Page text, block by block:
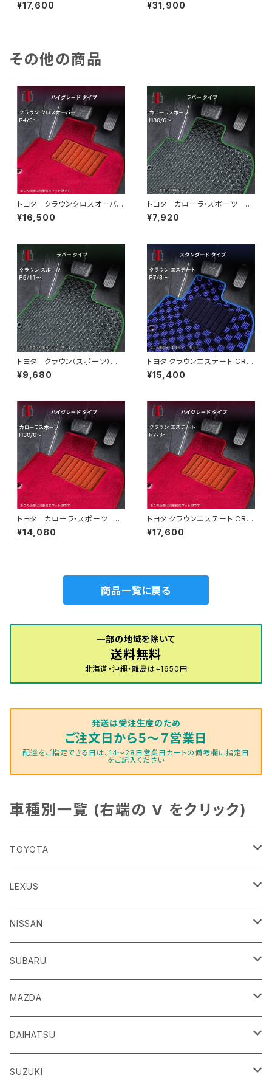
マット スペシャルタイプ
¥17,600
マット 神戸タータン 特別受
¥31,900
その他の商品
トヨタ クラウンクロスオーバ
ー R4/9〜 TZSH35/AZSH
35 フロアマット一式 カーマ
¥16,500
トヨタ カローラ・スポーツ H
30/6〜 210系 フロアマット
一式 カーマット 防水 ラバ
¥7,920
トヨタ クラウン（スポーツ） R
5/11~ AZSH36・AZSH37
フロアマット一式 カーマット
¥9,680
トヨタ クラウンエステート CRO
WN_ESTATE R7/3〜 AZSH3
8W・AZSH39W フロアマット
¥15,400
トヨタ カローラ・スポーツ H
30/6〜 210系 フロアマット
一式 カーマット ハイグレー
¥14,080
トヨタ クラウンエステート CRO
WN_ESTATE R7/3〜 AZSH3
8W・AZSH39W フロアマット
¥17,600
商品一覧に戻る
一部の地域を除いて
送料無料
北海道・沖縄・離島は+1650円
発送は受注生産のため
ご注文日から５～７営業日
配達をご指定できる日は、14～28日営業日カートの備考欄に指定日
をご記入ください
車種別一覧 (右端の V をクリック)
TOYOTA
86
H24/4～R3/8 ZN6
GR86
R3/10～ ZN8
ｂＢ
H17/12～H28/8 20系
ｂZ４X
R4/5~ XEAM10/11/15・YEAM15
Ｃ-ＨＲ
H28/12~ 10/50系
ＦＪクルーザー
LEXUS
ＣＴ
H23/1～R4/11
ＥＳ
H30/10～
ＧＳ
H24/1～R2/7
ＨＳ
H21/7～H30/3
ＩＳ
NISSAN
ＡＤ
H18/12～ Y12
ＧＴ－Ｒ
H19/12～ R35
ＮＴ１００クリッパートラック
H25/12～ DR16T
ＮV１００クリッパーバン/リオ
SUBARU
ＢＲＺ
H24/3～R3/8 ZC6
R3/8～ ZD8
ＷＲＸ Ｓ４/ＳＴＩ
H26/8～R3/3 VA系
ＸＶ/ＸＶハイブリット
MAZDA
ＣＸ－３
H27/2～ DK系
ＣＸ－５
DAIHATSU
アトレー
SUZUKI